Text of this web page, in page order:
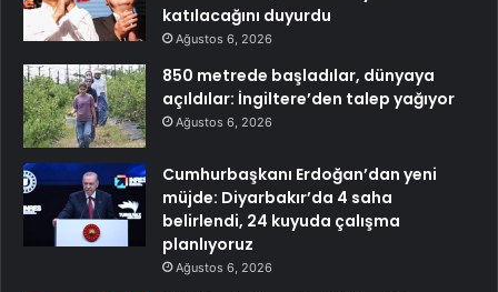
katılacağını duyurdu
Ağustos 6, 2026
850 metrede başladılar, dünyaya
açıldılar: İngiltere’den talep yağıyor
Ağustos 6, 2026
Cumhurbaşkanı Erdoğan’dan yeni
müjde: Diyarbakır’da 4 saha
belirlendi, 24 kuyuda çalışma
planlıyoruz
Ağustos 6, 2026